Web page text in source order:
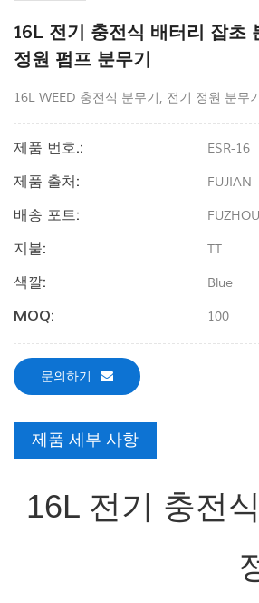
16L 전기 충전식 배터리 잡초
정원 펌프 분무기
16L WEED 충전식 분무기, 전기 정원 분무
제품 번호.: ESR-16
제품 출처: FUJIAN
배송 포트:
지불: TT
색깔: Blue
MOQ: 100
문의하기
제품 세부 사항
16L 전기 충전